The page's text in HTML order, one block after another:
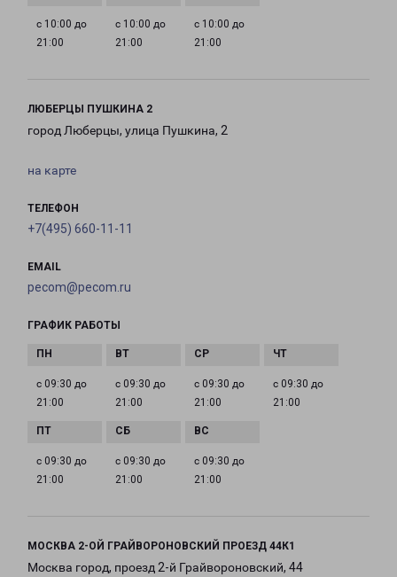
с 10:00 до
21:00
с 10:00 до
21:00
с 10:00 до
21:00
ЛЮБЕРЦЫ ПУШКИНА 2
город Люберцы, улица Пушкина, 2
на карте
ТЕЛЕФОН
+7(495) 660-11-11
EMAIL
pecom@pecom.ru
ГРАФИК РАБОТЫ
с 09:30 до
21:00
с 09:30 до
21:00
с 09:30 до
21:00
с 09:30 до
21:00
с 09:30 до
21:00
с 09:30 до
21:00
с 09:30 до
21:00
МОСКВА 2-ОЙ ГРАЙВОРОНОВСКИЙ ПРОЕЗД 44К1
Москва город, проезд 2-й Грайвороновский, 44